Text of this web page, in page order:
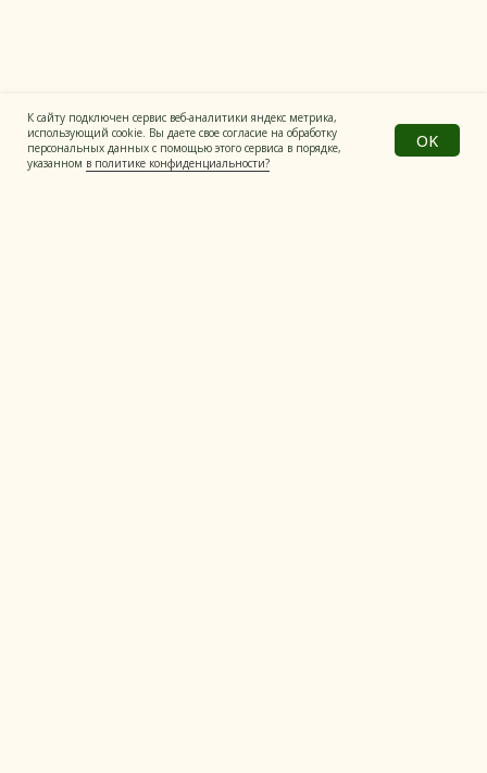
К сайту подключен сервис веб-аналитики яндекс метрика,
использующий cookie. Вы даете свое согласие на обработку
персональных данных с помощью этого сервиса в порядке,
указанном в политике конфиденциальности?
OK